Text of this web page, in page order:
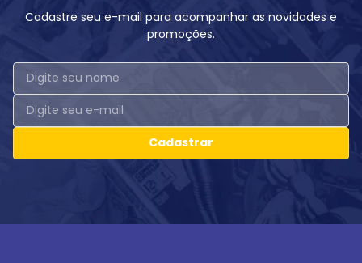
Cadastre seu e-mail para acompanhar as novidades e
promoções.
Cadastrar